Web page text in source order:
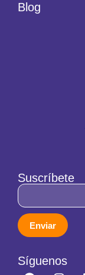
Blog
Suscríbete
Enviar
Síguenos